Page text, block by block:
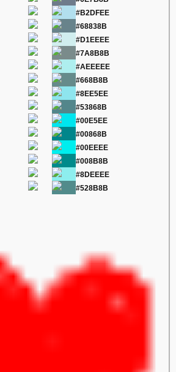
#B2DFEE
#68838B
#D1EEEE
#7A8B8B
#AEEEEE
#668B8B
#8EE5EE
#53868B
#00E5EE
#00868B
#00EEEE
#008B8B
#8DEEEE
#528B8B